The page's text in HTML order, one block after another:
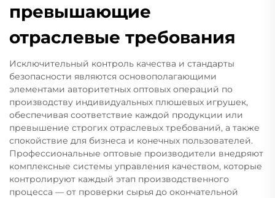
превышающие
отраслевые требования
Исключительный контроль качества и стандарты
безопасности являются основополагающими
элементами авторитетных оптовых операций по
производству индивидуальных плюшевых игрушек,
обеспечивая соответствие каждой продукции или
превышение строгих отраслевых требований, а также
спокойствие для бизнеса и конечных пользователей.
Профессиональные оптовые производители внедряют
комплексные системы управления качеством, которые
контролируют каждый этап производственного
процесса — от проверки сырья до окончательной